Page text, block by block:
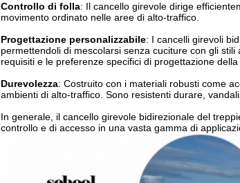
Controllo di folla: Il cancello girevole dirige
movimento ordinato nelle aree di alto-traffico.
Progettazione personalizzabile: I cancelli girevoli
permettendoli di mescolarsi senza cuciture con gli
requisiti e le preferenze specifici di progettazione
Durevolezza: Costruito con i materiali robusti come
ambienti di alto-traffico. Sono resistenti durare,
In generale, il cancello girevole bidirezionale del
controllo e di accesso in una vasta gamma di